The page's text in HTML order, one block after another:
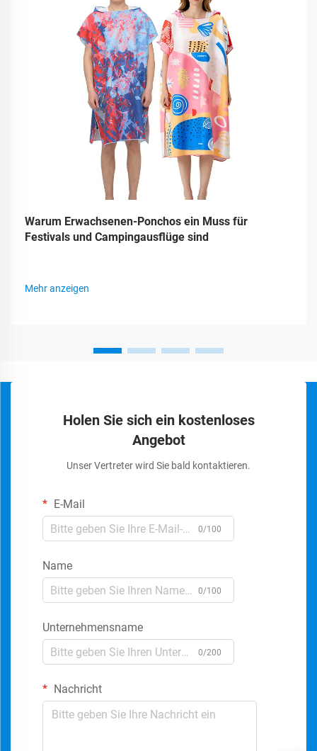
Warum Erwachsenen-Ponchos ein Muss für
Festivals und Campingausflüge sind
Mehr anzeigen
Holen Sie sich ein kostenloses
Angebot
Unser Vertreter wird Sie bald kontaktieren.
E-Mail
0/100
Name
0/100
Unternehmensname
0/200
Nachricht